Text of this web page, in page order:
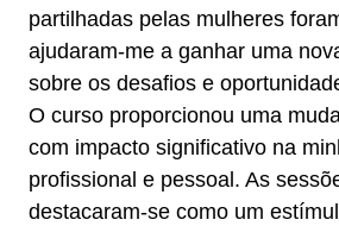
partilhadas pelas mulheres
ajudaram-me a ganhar uma
sobre os desafios e
O curso proporcionou uma
com impacto significativo na
profissional e pessoal. As
destacaram-se como um